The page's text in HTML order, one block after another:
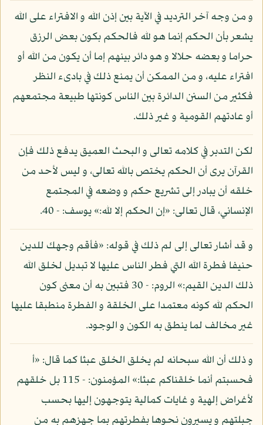
و من وجه آخر الترديد في الآية بين إذن الله و الافتراء على الله
يشعر بأن الحكم إنما هو لله فالحكم بكون بعض الرزق
حراما و بعضه حلالا و هو دائر بينهم إما أن يكون من الله أو
افتراء عليه، و من الممكن أن يمنع ذلك في بادىء النظر
فكثير من السنن الدائرة بين الناس كونتها طبيعة مجتمعهم
أو عادتهم القومية و غير ذلك.
لكن التدبر في كلامه تعالى و البحث العميق يدفع ذلك فإن
القرآن يرى أن الحكم يختص بالله تعالى، و ليس لأحد من
خلقه أن يبادر إلى تشريع حكم و وضعه في المجتمع
الإنساني، قال تعالى: «إن الحكم إلا لله:» يوسف: - 40.
و قد أشار تعالى إلى لم ذلك في قوله: «فأقم وجهك للدين
حنيفا فطرة الله التي فطر الناس عليها لا تبديل لخلق الله
ذلك الدين القيم:» الروم: - 30 فتبين به أن معنى كون
الحكم لله كونه معتمدا على الخلقة و الفطرة منطبقا عليها
غير مخالف لما ينطق به الكون و الوجود.
و ذلك أن الله سبحانه لم يخلق الخلق عبثا كما قال: «أ
فحسبتم أنما خلقناكم عبثا:» المؤمنون: - 115 بل خلقهم
لأغراض إلهية و غايات كمالية يتوجهون إليها بحسب
جبلتهم و يسيرون نحوها بفطرتهم بما جهزهم به من